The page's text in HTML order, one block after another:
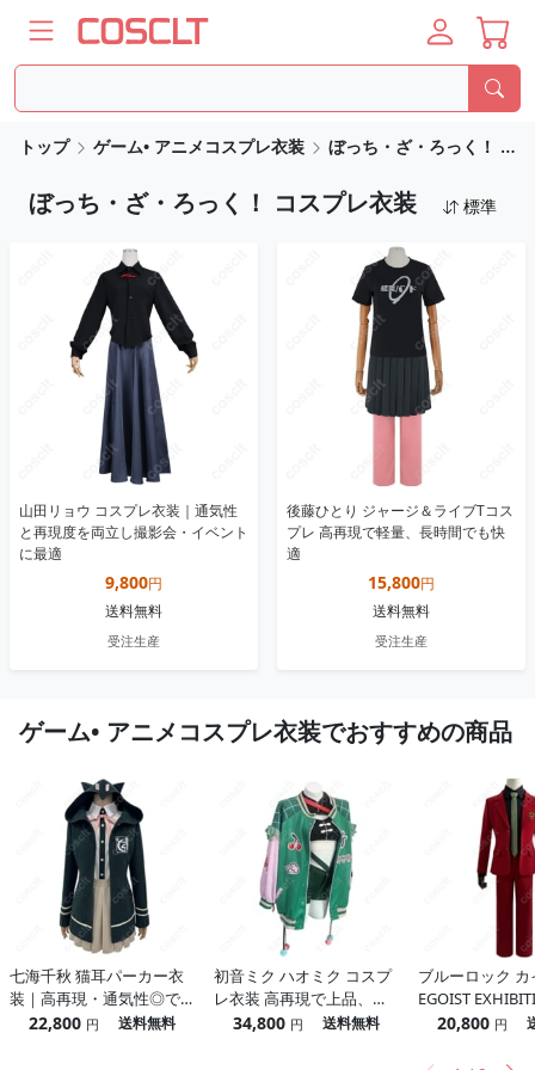
トップ ゲーム• アニメコスプレ衣装 ぼっち・ざ・ろっく！ コスプレ衣装
ぼっち・ざ・ろっく！ コスプレ衣装 標準
山田リョウ コスプレ衣装｜通気性
と再現度を両立し撮影会・イベント
に最適
9,800円
送料無料
受注生産
後藤ひとり ジャージ＆ライブTコス
プレ 高再現で軽量、長時間でも快
適
15,800円
送料無料
受注生産
ゲーム• アニメコスプレ衣装でおすすめの商品
七海千秋 猫耳パーカー衣
装｜高再現・通気性◎で
長時間イベントも快適
22,800 円 送料無料
初音ミク ハオミク コスプ
レ衣装 高再現で上品、撮
影とイベントに最適｜
34,800 円 送料無料
ブルーロック
EGOIST
ーツ｜高再現・
20,800 円